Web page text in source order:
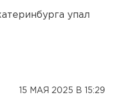
упал
15 МАЯ 2025 В 15:29